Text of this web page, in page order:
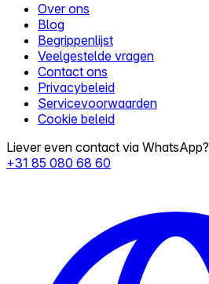
Over ons
Blog
Begrippenlijst
Veelgestelde vragen
Contact ons
Privacybeleid
Servicevoorwaarden
Cookie beleid
Liever even contact via WhatsApp?
+31 85 080 68 60